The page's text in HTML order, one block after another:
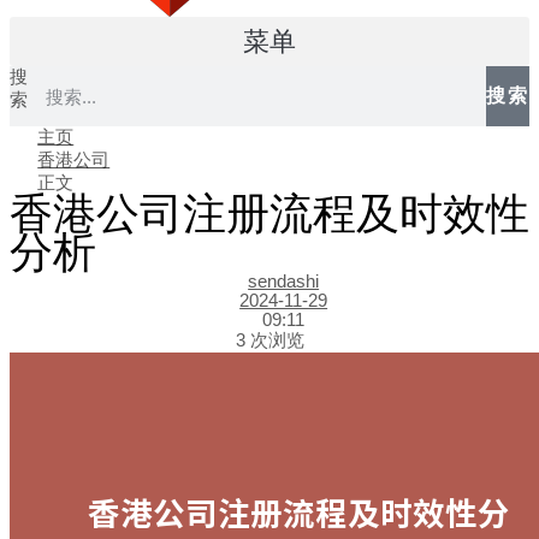
菜单
搜
索
搜索
主页
香港公司
正文
香港公司注册流程及时效性
分析
sendashi
2024-11-29
09:11
3 次浏览